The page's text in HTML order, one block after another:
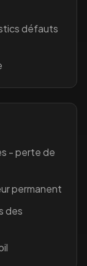
défauts
- perte de
permanent
des